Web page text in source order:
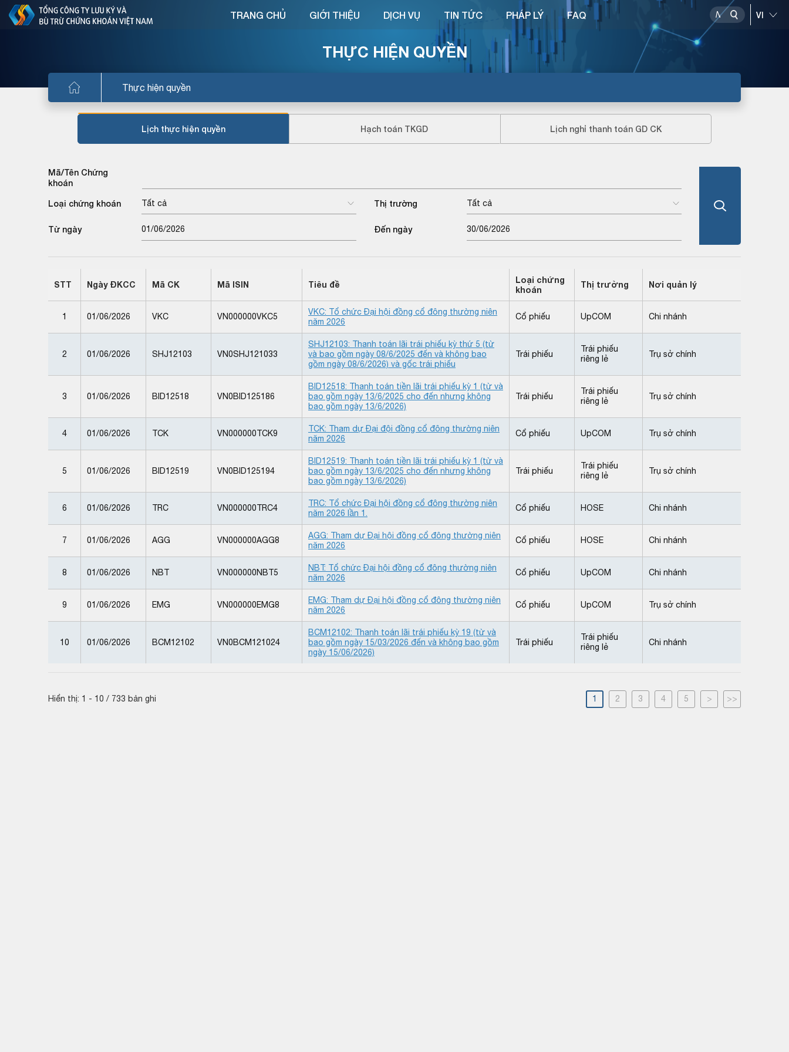
THỰC HIỆN QUYỀN
Thực hiện quyền
TRANG CHỦ GIỚI THIỆU DỊCH VỤ TIN TỨC PHÁP LÝ FAQ
Lịch thực hiện quyền Hạch toán TKGD Lịch nghỉ thanh toán GD CK
Mã/Tên Chứng
khoán
Loại chứng khoán Tất cả Thị trường Tất cả
Từ ngày Đến ngày
STT Ngày ĐKCC Mã CK Mã ISIN Tiêu đề
Loại chứng
khoán
Thị trường Nơi quản lý
1 01/06/2026 VKC VN000000VKC5
VKC: Tổ chức Đại hội đồng cổ đông thường niên
năm 2026
Cổ phiếu UpCOM Chi nhánh
2 01/06/2026 SHJ12103 VN0SHJ121033
SHJ12103: Thanh toán lãi trái phiếu kỳ thứ 5 (từ
và bao gồm ngày 08/6/2025 đến và không bao
gồm ngày 08/6/2026) và gốc trái phiếu
Trái phiếu
Trái phiếu
riêng lẻ
Trụ sở chính
3 01/06/2026 BID12518 VN0BID125186
BID12518: Thanh toán tiền lãi trái phiếu kỳ 1 (từ và
bao gồm ngày 13/6/2025 cho đến nhưng không
bao gồm ngày 13/6/2026)
Trái phiếu
Trái phiếu
riêng lẻ
Trụ sở chính
4 01/06/2026 TCK VN000000TCK9
TCK: Tham dự Đại đội đồng cổ đông thường niên
năm 2026
Cổ phiếu UpCOM Trụ sở chính
5 01/06/2026 BID12519 VN0BID125194
BID12519: Thanh toán tiền lãi trái phiếu kỳ 1 (từ và
bao gồm ngày 13/6/2025 cho đến nhưng không
bao gồm ngày 13/6/2026)
Trái phiếu
Trái phiếu
riêng lẻ
Trụ sở chính
6 01/06/2026 TRC VN000000TRC4
TRC: Tổ chức Đại hội đồng cổ đông thường niên
năm 2026 lần 1.
Cổ phiếu HOSE Chi nhánh
7 01/06/2026 AGG VN000000AGG8
AGG: Tham dự Đại hội đồng cổ đông thường niên
năm 2026
Cổ phiếu HOSE Chi nhánh
8 01/06/2026 NBT VN000000NBT5
NBT: Tổ chức Đại hội đồng cổ đông thường niên
năm 2026
Cổ phiếu UpCOM Chi nhánh
9 01/06/2026 EMG VN000000EMG8
EMG: Tham dự Đại hội đồng cổ đông thường niên
năm 2026
Cổ phiếu UpCOM Trụ sở chính
10 01/06/2026 BCM12102 VN0BCM121024
BCM12102: Thanh toán lãi trái phiếu kỳ 19 (từ và
bao gồm ngày 15/03/2026 đến và không bao gồm
ngày 15/06/2026)
Trái phiếu
Trái phiếu
riêng lẻ
Chi nhánh
Hiển thị: 1 - 10 / 733 bản ghi 1 2 3 4 5 > >>